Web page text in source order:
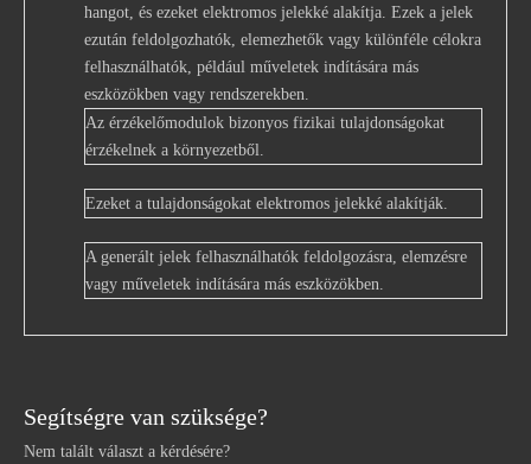
hangot, és ezeket elektromos jelekké alakítja. Ezek a jelek
ezután feldolgozhatók, elemezhetők vagy különféle célokra
felhasználhatók, például műveletek indítására más
eszközökben vagy rendszerekben.
Az érzékelőmodulok bizonyos fizikai tulajdonságokat
érzékelnek a környezetből.
Ezeket a tulajdonságokat elektromos jelekké alakítják.
A generált jelek felhasználhatók feldolgozásra, elemzésre
vagy műveletek indítására más eszközökben.
Segítségre van szüksége?
Nem talált választ a kérdésére?